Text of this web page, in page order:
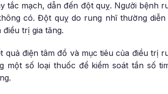
tắc mạch, dẫn đến đột quỵ. Người bệnh
có. Đột quỵ do rung nhĩ thường
trị gia tăng.
điện tâm đồ và mục tiêu của điều trị
một số loại thuốc để kiểm soát tần số